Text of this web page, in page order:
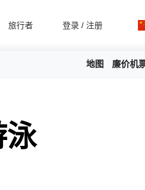
旅行者 登录 / 注册
地图 廉价机